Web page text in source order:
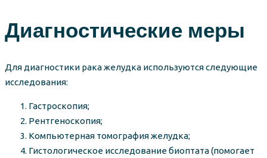
Диагностические меры
Для диагностики рака желудка используются следующие
исследования:
Гастроскопия;
Рентгеноскопия;
Компьютерная томография желудка;
Гистологическое исследование биоптата (помогает